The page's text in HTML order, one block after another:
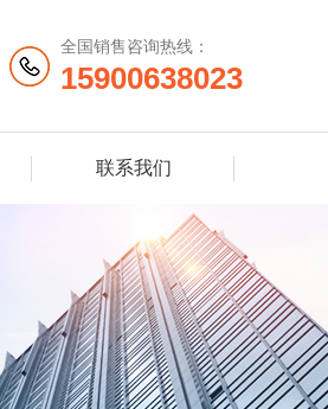
全国销售咨询热线：
15900638023
联系我们